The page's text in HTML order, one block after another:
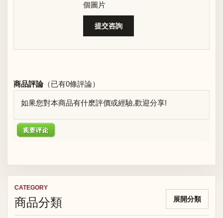
CATEGORY
商品分類 展開分類
個圖片
商品評論（已有0條評論）
如果您對本商品有什麽評價或經驗,歡迎分享!